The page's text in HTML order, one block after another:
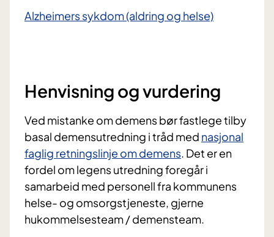
Alzheimers sykdom (aldring og helse)
Henvisning og vurdering
Ved mistanke om demens bør fastlege tilby
basal demensutredning i tråd med nasjonal
faglig retningslinje om demens. Det er en
fordel om legens utredning foregår i
samarbeid med personell fra kommunens
helse- og omsorgstjeneste, gjerne
hukommelsesteam / demensteam.